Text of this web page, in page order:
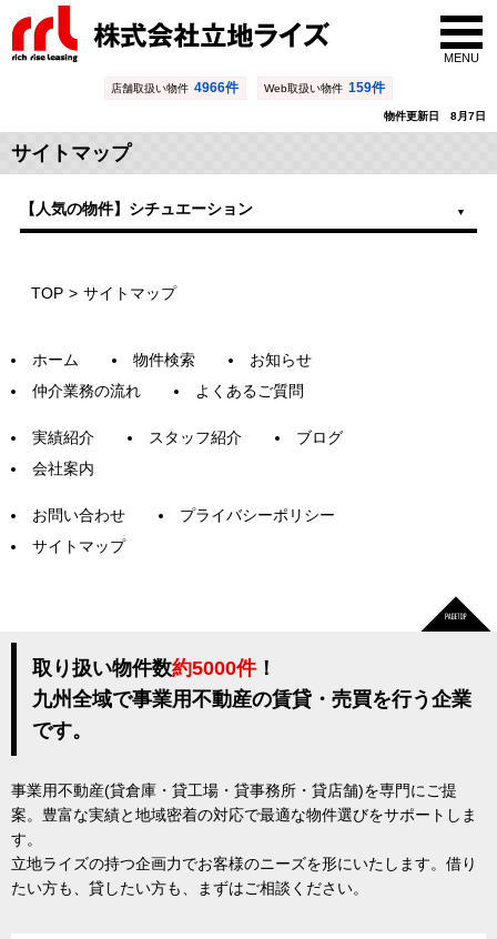
店舗取扱い物件 4966件 Web取扱い物件 159件
物件更新日 8月7日
MENU
サイトマップ
【人気の物件】シチュエーション
TOP サイトマップ
ホーム 物件検索
お知らせ
仲介業務の流れ
よくあるご質問
実績紹介 スタッフ紹介
ブログ
会社案内
お問い合わせ
プライバシーポリシー
サイトマップ
取り扱い物件数約5000件！
九州全域で事業用不動産の賃貸・売買を行う企業
です。
事業用不動産(貸倉庫・貸工場・貸事務所・貸店舗)を専門にご提
案。豊富な実績と地域密着の対応で最適な物件選びをサポートしま
す。
立地ライズの持つ企画力でお客様のニーズを形にいたします。借り
たい方も、貸したい方も、まずはご相談ください。